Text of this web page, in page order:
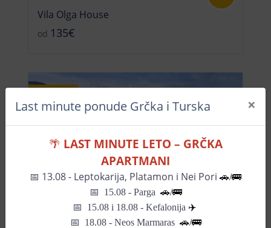
Vila Olga House
od 135€
Last minute ponude Grčka i Turska ×
🌴 LAST MINUTE LETO – GRČKA
APARTMANI
📅 13.08 - Leptokarija, Platamon i Nei Pori 🚗/🚌
📅 15.08 - Parga 🚗/🚌
📅 15.08 i 18.08 - Kefalonija ✈️
📅 18.08 - Neos Marmaras 🚗/🚌